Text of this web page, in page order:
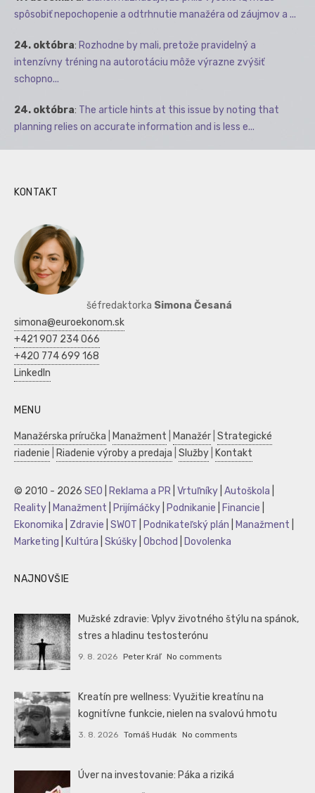
spôsobiť nepochopenie a odtrhnutie manažéra od záujmov a ...
24. októbra: Rozhodne by mali, pretože pravidelný a
intenzívny tréning na autorotáciu môže výrazne zvýšiť
schopno...
24. októbra: The article hints at this issue by noting that
planning relies on accurate information and is less e...
KONTAKT
šéfredaktorka Simona Česaná
simona@euroekonom.sk
+421 907 234 066
+420 774 699 168
LinkedIn
MENU
Manažérska príručka Manažment Manažér Strategické
riadenie
Riadenie výroby a predaja Služby Kontakt
© 2010 - 2026 SEO Reklama a PR Vrtuľníky Autoškola
Reality
Manažment Prijímáčky Podnikanie Financie
Ekonomika
Zdravie SWOT Podnikateľský plán Manažment
Marketing
Kultúra Skúšky Obchod Dovolenka
NAJNOVŠIE
Mužské zdravie: Vplyv životného štýlu na spánok,
stres a hladinu testosterónu
9. 8. 2026 Peter Kráľ No comments
Kreatín pre wellness: Využitie kreatínu na
kognitívne funkcie, nielen na svalovú hmotu
3. 8. 2026 Tomáš Hudák No comments
Úver na investovanie: Páka a riziká